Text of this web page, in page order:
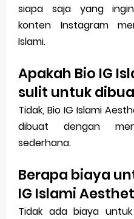
siapa saja yang
konten Instagram
Islami.
Apakah Bio IG
sulit untuk
Tidak, Bio IG Islami
dibuat dengan
sederhana.
Berapa biaya
IG Islami
Tidak ada biaya